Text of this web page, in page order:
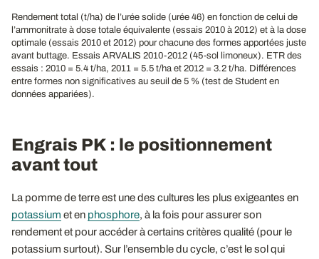
Rendement total (t/ha) de l’urée solide (urée 46) en fonction de celui de
l’ammonitrate à dose totale équivalente (essais 2010 à 2012) et à la dose
optimale (essais 2010 et 2012) pour chacune des formes apportées juste
avant buttage. Essais ARVALIS 2010-2012 (45-sol limoneux). ETR des
essais : 2010 = 5.4 t/ha, 2011 = 5.5 t/ha et 2012 = 3.2 t/ha. Différences
entre formes non significatives au seuil de 5 % (test de Student en
données appariées).
Engrais PK : le positionnement
avant tout
La pomme de terre est une des cultures les plus exigeantes en
potassium et en phosphore, à la fois pour assurer son
rendement et pour accéder à certains critères qualité (pour le
potassium surtout). Sur l’ensemble du cycle, c’est le sol qui